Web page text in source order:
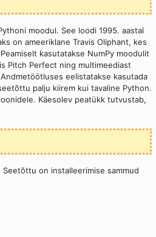
moodul. See loodi 1995. aastal
on ameeriklane Travis Oliphant, kes
kasutatakse NumPy moodulit
Pitch Perfect ning multimeediast
eelistatakse kasutada
palju kiirem kui tavaline Python.
Käesolev peatükk tutvustab,
on installeerimise sammud